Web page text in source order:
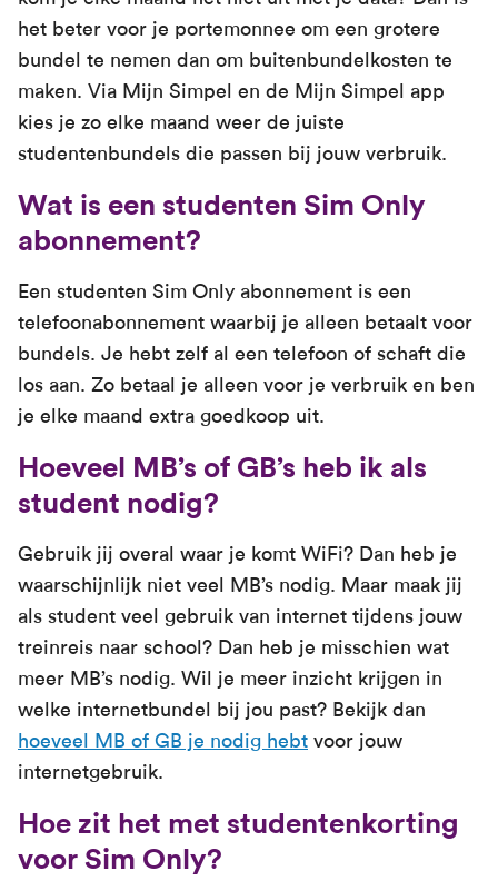
het beter voor je portemonnee om een grotere
bundel te nemen dan om buitenbundelkosten te
maken. Via Mijn Simpel en de Mijn Simpel app
kies je zo elke maand weer de juiste
studentenbundels die passen bij jouw verbruik.
Wat is een studenten Sim Only
abonnement?
Een studenten Sim Only abonnement is een
telefoonabonnement waarbij je alleen betaalt voor
bundels. Je hebt zelf al een telefoon of schaft die
los aan. Zo betaal je alleen voor je verbruik en ben
je elke maand extra goedkoop uit.
Hoeveel MB’s of GB’s heb ik als
student nodig?
Gebruik jij overal waar je komt WiFi? Dan heb je
waarschijnlijk niet veel MB’s nodig. Maar maak jij
als student veel gebruik van internet tijdens jouw
treinreis naar school? Dan heb je misschien wat
meer MB’s nodig. Wil je meer inzicht krijgen in
welke internetbundel bij jou past? Bekijk dan
hoeveel MB of GB je nodig hebt voor jouw
internetgebruik.
Hoe zit het met studentenkorting
voor Sim Only?